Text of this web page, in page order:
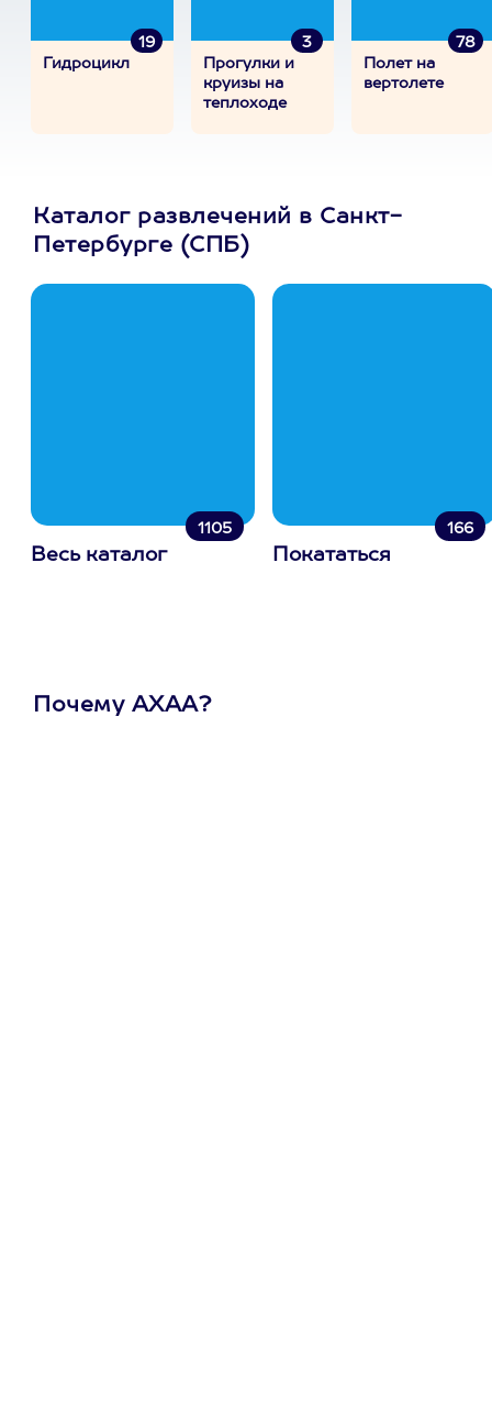
19
Гидроцикл
3
Прогулки и
круизы на
теплоходе
78
Полет на
вертолете
Каталог развлечений в Санкт-
Петербурге (СПБ)
1105
Весь каталог
166
Покататься
Почему АХАА?